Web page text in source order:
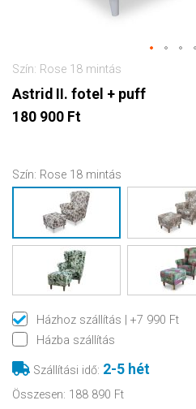
Szín: Rose 18 mintás
Astrid II. fotel + puff
180 900 Ft
Szín: Rose 18 mintás
Házhoz szállítás
| +7 990 Ft
Házba szállítás
Szállítási idő: 2-5 hét
Összesen: 188 890 Ft